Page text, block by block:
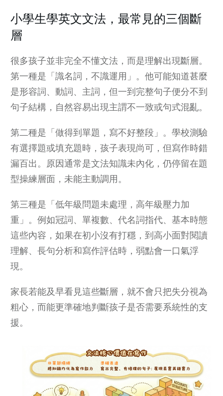
小學生學英文文法，最常見的三個斷
層
很多孩子並非完全不懂文法，而是理解出現斷層。
第一種是「識名詞，不識運用」。他可能知道甚麼
是形容詞、動詞、主詞，但一到完整句子便分不到
句子結構，自然容易出現主謂不一致或句式混亂。
第二種是「做得到單題，寫不好整段」。學校測驗
有選擇題或填充題時，孩子表現尚可，但寫作時錯
漏百出。原因通常是文法知識未內化，仍停留在題
型操練層面，未能主動調用。
第三種是「低年級問題未處理，高年級壓力加
重」。例如冠詞、單複數、代名詞指代、基本時態
這些內容，如果在初小沒有打穩，到高小面對閱讀
理解、長句分析和寫作評估時，弱點會一口氣浮
現。
家長若能及早看見這些斷層，就不會只把失分視為
粗心，而能更準確地判斷孩子是否需要系統性的支
援。